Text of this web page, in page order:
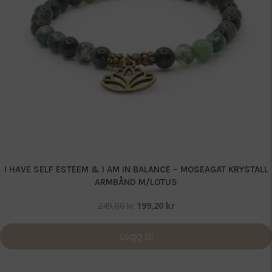
I HAVE SELF ESTEEM & I AM IN BALANCE – MOSEAGAT KRYSTALL
ARMBÅND M/LOTUS
249,00kr Opprinnelig
249,00 kr.
199,20 krNåværende
Legg til